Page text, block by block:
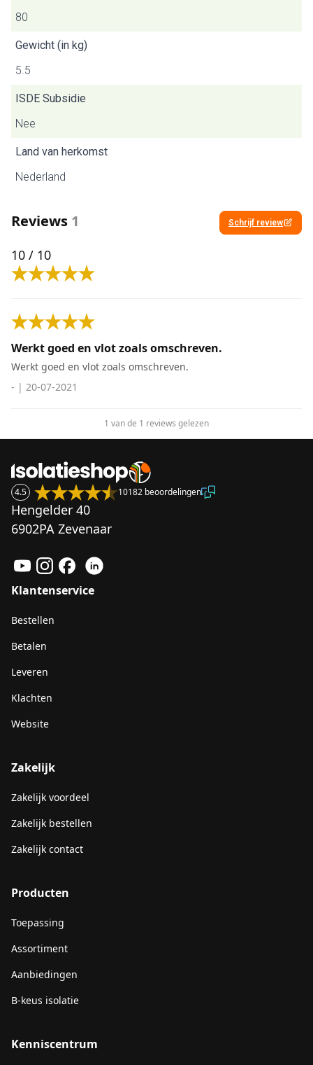
80
Gewicht (in kg)
5.5
ISDE Subsidie
Nee
Land van herkomst
Nederland
Reviews 1 Schrijf review
10 / 10
Werkt goed en vlot zoals omschreven.
Werkt goed en vlot zoals omschreven.
- | 20-07-2021
1 van de 1 reviews gelezen
4.5 10182 beoordelingen
Hengelder 40
6902PA Zevenaar
Klantenservice
Bestellen
Betalen
Leveren
Klachten
Website
Zakelijk
Zakelijk voordeel
Zakelijk bestellen
Zakelijk contact
Producten
Toepassing
Assortiment
Aanbiedingen
B-keus isolatie
Kenniscentrum